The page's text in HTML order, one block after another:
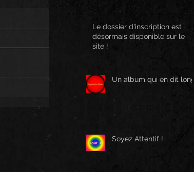
Le dossier d'inscription est
désormais disponible sur le
site !
Un album qui en dit long
Soyez Attentif !